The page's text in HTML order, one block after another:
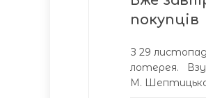
покупців
З 29
лотерея.
М.